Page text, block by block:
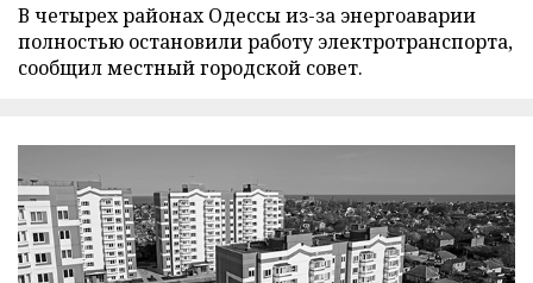
В четырех районах Одессы из-за энергоаварии
полностью остановили работу электротранспорта,
сообщил местный городской совет.